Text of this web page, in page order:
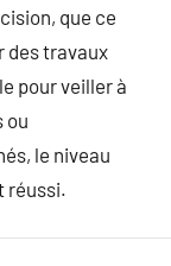
que ce
des travaux
pour veiller à
ou
le niveau
réussi.